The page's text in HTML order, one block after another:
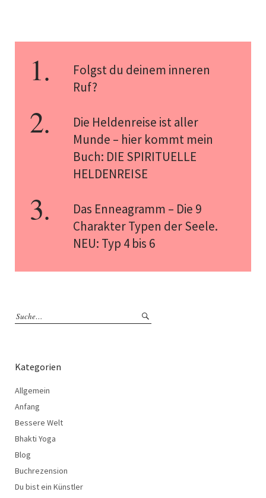
Folgst du deinem inneren
Ruf?
Die Heldenreise ist aller
Munde – hier kommt mein
Buch: DIE SPIRITUELLE
HELDENREISE
Das Enneagramm – Die 9
Charakter Typen der Seele.
NEU: Typ 4 bis 6
Kategorien
Allgemein
Anfang
Bessere Welt
Bhakti Yoga
Blog
Buchrezension
Du bist ein Künstler